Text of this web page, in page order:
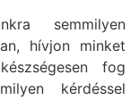
semmilyen
hívjon minket
fog
kérdéssel